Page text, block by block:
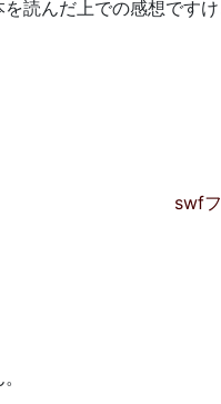
読んだ上での感想ですけ
ーション swf